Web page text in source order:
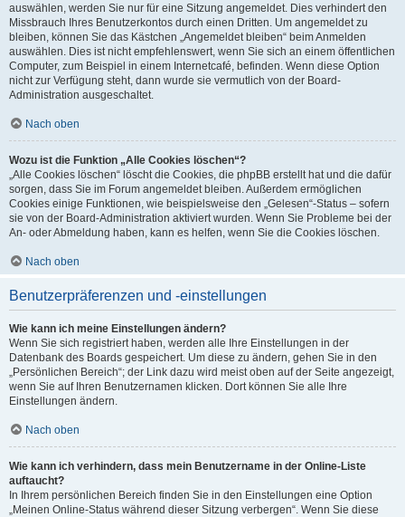
auswählen, werden Sie nur für eine Sitzung angemeldet. Dies verhindert den
Missbrauch Ihres Benutzerkontos durch einen Dritten. Um angemeldet zu
bleiben, können Sie das Kästchen „Angemeldet bleiben“ beim Anmelden
auswählen. Dies ist nicht empfehlenswert, wenn Sie sich an einem öffentlichen
Computer, zum Beispiel in einem Internetcafé, befinden. Wenn diese Option
nicht zur Verfügung steht, dann wurde sie vermutlich von der Board-
Administration ausgeschaltet.
Nach oben
Wozu ist die Funktion „Alle Cookies löschen“?
„Alle Cookies löschen“ löscht die Cookies, die phpBB erstellt hat und die dafür
sorgen, dass Sie im Forum angemeldet bleiben. Außerdem ermöglichen
Cookies einige Funktionen, wie beispielsweise den „Gelesen“-Status – sofern
sie von der Board-Administration aktiviert wurden. Wenn Sie Probleme bei der
An- oder Abmeldung haben, kann es helfen, wenn Sie die Cookies löschen.
Nach oben
Benutzerpräferenzen und -einstellungen
Wie kann ich meine Einstellungen ändern?
Wenn Sie sich registriert haben, werden alle Ihre Einstellungen in der
Datenbank des Boards gespeichert. Um diese zu ändern, gehen Sie in den
„Persönlichen Bereich“; der Link dazu wird meist oben auf der Seite angezeigt,
wenn Sie auf Ihren Benutzernamen klicken. Dort können Sie alle Ihre
Einstellungen ändern.
Nach oben
Wie kann ich verhindern, dass mein Benutzername in der Online-Liste
auftaucht?
In Ihrem persönlichen Bereich finden Sie in den Einstellungen eine Option
„Meinen Online-Status während dieser Sitzung verbergen“. Wenn Sie diese